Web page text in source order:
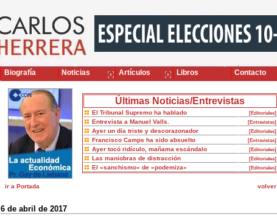
Últimas Noticias/Entrevistas
El Tribunal Supremo ha hablado [Editoriales]
Entrevista a Manuel Valls. [Entrevistas]
Ayer un día triste y descorazonador [Editoriales]
Francisco Camps ha sido absuelto [Entrevistas]
Ayer tocó ridículo, mañama escándalo [Editoriales]
Las maniobras de distracción [Editoriales]
El «sanchismo» de «podemiza» [Editoriales]
ir a Portada volver
6 de abril de 2017
Biografía Noticias Artículos Libros Contacto